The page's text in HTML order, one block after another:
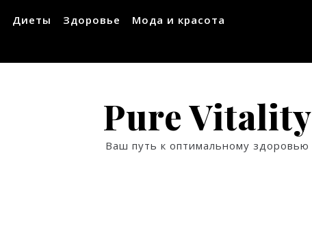
Диеты Здоровье
Мода и красота
Pure Vitality
Ваш путь к оптимальному здоровью